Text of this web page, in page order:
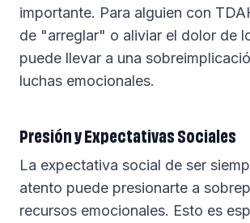
importante. Para alguien con
de "arreglar" o aliviar el dolor de
puede llevar a una
luchas emocionales.
Presión y Expectativas Sociales
La expectativa social de ser
atento puede presionarte a
recursos emocionales. Esto es